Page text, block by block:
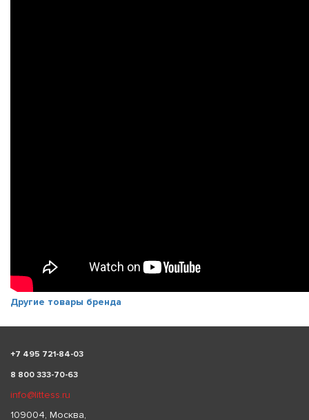
Другие товары бренда
+7 495 721-84-03
8 800 333-70-63
info@littess.ru
109004, Москва,